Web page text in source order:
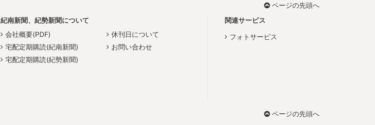
ページの先頭へ
紀南新聞、紀勢新聞について
会社概要(PDF)
宅配定期購読(紀南新聞)
宅配定期購読(紀勢新聞)
休刊日について
お問い合わせ
関連サービス
フォトサービス
ページの先頭へ